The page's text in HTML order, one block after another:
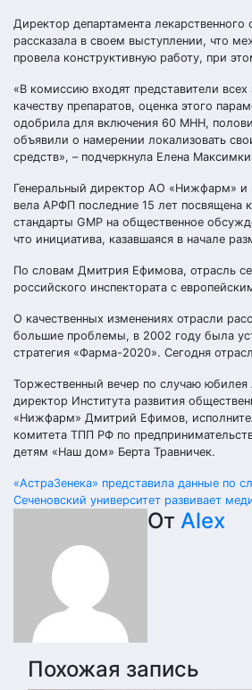
Директор департамента
рассказала в своем выступлении, что
провела конструктивную работу, при
«В комиссию входят представители
качеству препаратов, оценка этого
одобрила для включения 60 МНН,
объявили о намерении локализовать
средств», – подчеркнула Елена
Генеральный директор АО «Нижфарм» и
вела АРФП последние 15 лет посвящена
стандарты GMP на общественное
что инициатива, казавшаяся в начале
По словам Дмитрия Ефимова, отрасль
российского инспектората с
О качественных изменениях отрасли
большие проблемы, в 2002 году была
стратегия «Фарма-2020». Сегодня
Торжественный вечер по случаю
директор Института развития
«Нижфарм» Дмитрий Ефимов,
комитета ТПП РФ по
детям «Наш дом» Берта Травничек.
Навигация
записям
«АстраЗенека» представила данные по
Сеченовский университет развивает
От Alex
Похожая запись